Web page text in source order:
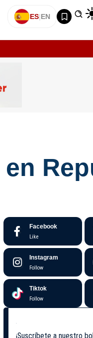
ES|EN
Facebook
Like
Instagram
Follow
Tiktok
Follow
¡Suscríbete a nuestro